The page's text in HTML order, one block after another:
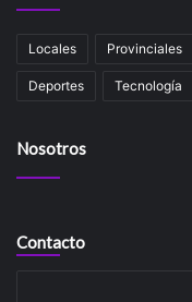
Locales Provinciales
Deportes Tecnología
Nosotros
Contacto